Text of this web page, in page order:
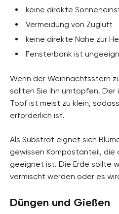
keine direkte
Vermeidung von Zugluft
keine direkte Nähe zur
Fensterbank ist
Wenn der Weihnachtsstern
sollten Sie ihn umtopfen.
Topf ist meist zu klein,
erforderlich ist.
Als Substrat eignet sich
gewissen Kompostanteil, die
geeignet ist. Die Erde sollte
vermischt werden oder es
Düngen und Gießen